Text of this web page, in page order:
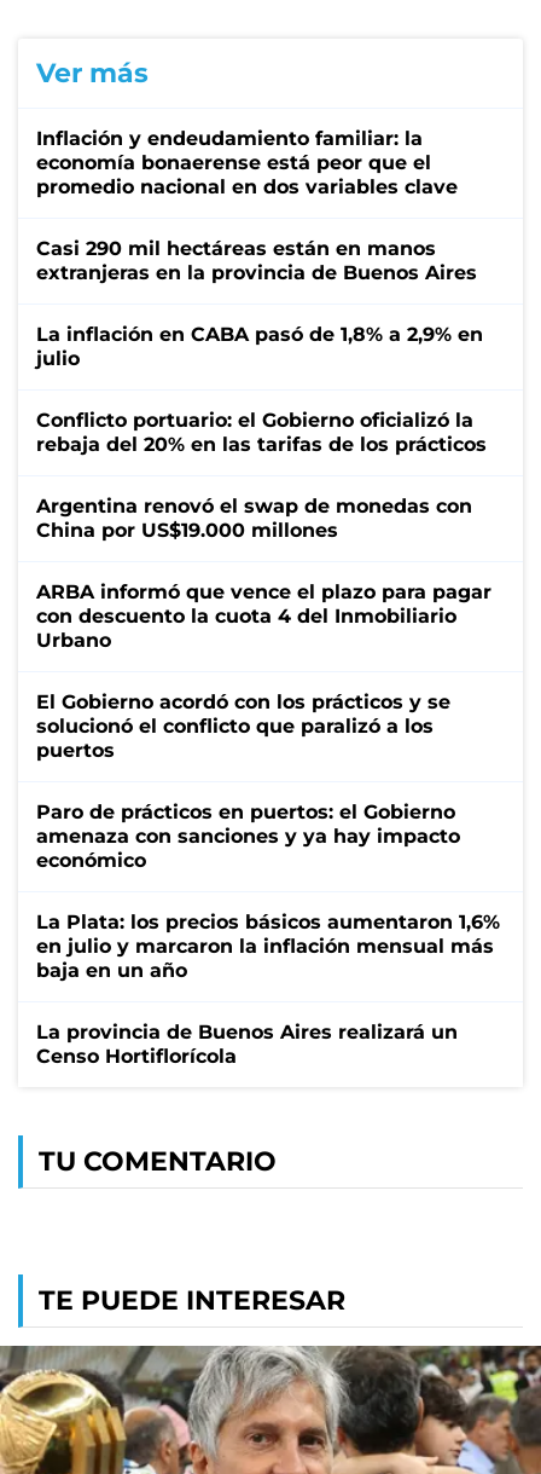
Ver más
Inflación y endeudamiento familiar: la
economía bonaerense está peor que el
promedio nacional en dos variables clave
Casi 290 mil hectáreas están en manos
extranjeras en la provincia de Buenos Aires
La inflación en CABA pasó de 1,8% a 2,9% en
julio
Conflicto portuario: el Gobierno oficializó la
rebaja del 20% en las tarifas de los prácticos
Argentina renovó el swap de monedas con
China por US$19.000 millones
ARBA informó que vence el plazo para pagar
con descuento la cuota 4 del Inmobiliario
Urbano
El Gobierno acordó con los prácticos y se
solucionó el conflicto que paralizó a los
puertos
Paro de prácticos en puertos: el Gobierno
amenaza con sanciones y ya hay impacto
económico
La Plata: los precios básicos aumentaron 1,6%
en julio y marcaron la inflación mensual más
baja en un año
La provincia de Buenos Aires realizará un
Censo Hortiflorícola
TU COMENTARIO
TE PUEDE INTERESAR